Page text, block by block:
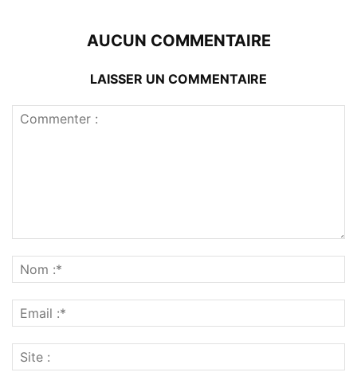
AUCUN COMMENTAIRE
LAISSER UN COMMENTAIRE